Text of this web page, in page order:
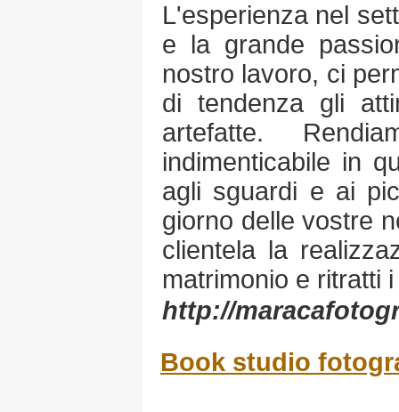
L'esperienza nel
e la grande
nostro lavoro, ci
di tendenza gli
artefatte.
indimenticabile in
agli sguardi e ai
giorno delle vostre
clientela la
matrimonio e ritratti
http://
Book studio